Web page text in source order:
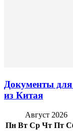
Документы
из Китая
Август 2026
Пн Вт Ср Чт Пт